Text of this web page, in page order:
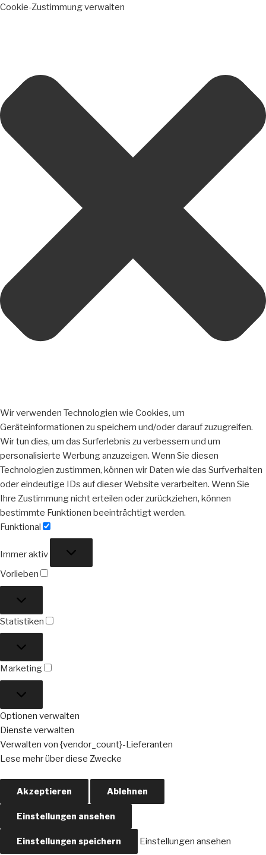
Cookie-Zustimmung verwalten
Wir verwenden Technologien wie Cookies, um
Geräteinformationen zu speichern und/oder darauf zuzugreifen.
Wir tun dies, um das Surferlebnis zu verbessern und um
personalisierte Werbung anzuzeigen. Wenn Sie diesen
Technologien zustimmen, können wir Daten wie das Surfverhalten
oder eindeutige IDs auf dieser Website verarbeiten. Wenn Sie
Ihre Zustimmung nicht erteilen oder zurückziehen, können
bestimmte Funktionen beeinträchtigt werden.
Funktional
Immer aktiv
Vorlieben
Statistiken
Marketing
Optionen verwalten
Dienste verwalten
Verwalten von {vendor_count}-Lieferanten
Lese mehr über diese Zwecke
Akzeptieren Ablehnen
Einstellungen ansehen
Einstellungen speichern
Einstellungen ansehen